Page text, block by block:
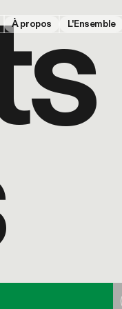
À propos L'Ensemble
s